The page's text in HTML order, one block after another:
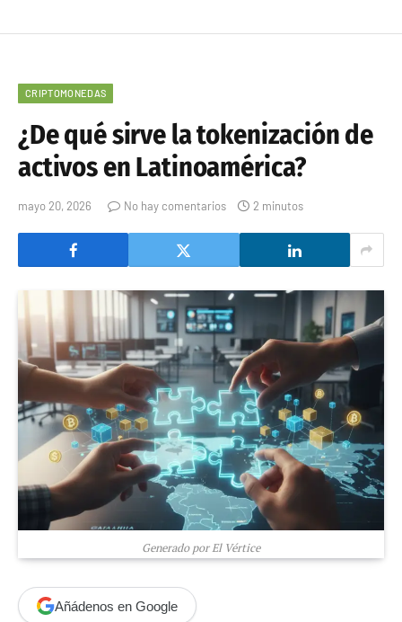
CRIPTOMONEDAS
¿De qué sirve la tokenización de
activos en Latinoamérica?
mayo 20, 2026 No hay comentarios 2 minutos
Generado por El Vértice
Añádenos en Google